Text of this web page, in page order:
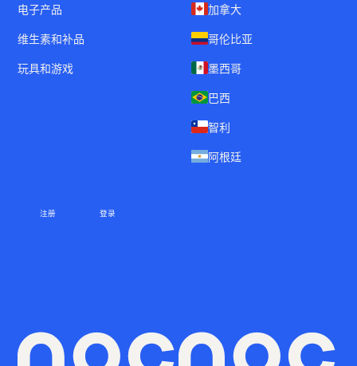
电子产品
维生素和补品
玩具和游戏
加拿大
哥伦比亚
墨西哥
巴西
智利
阿根廷
注册 登录